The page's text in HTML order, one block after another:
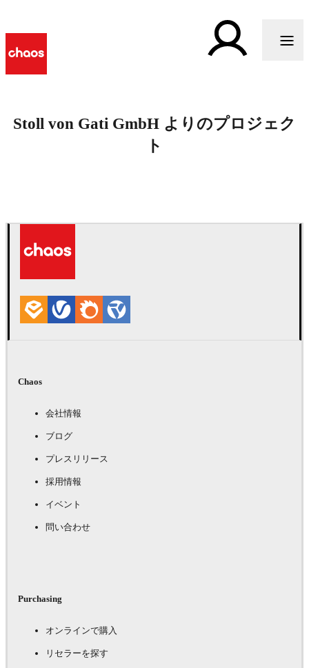
Stoll von Gati GmbH よりのプロジェク
ト
Chaos
会社情報
ブログ
プレスリリース
採用情報
イベント
問い合わせ
Purchasing
オンラインで購入
リセラーを探す